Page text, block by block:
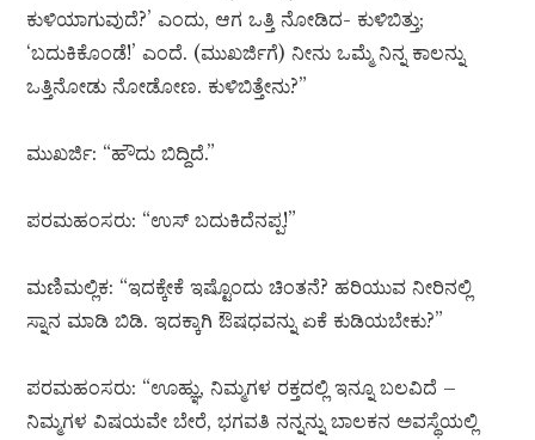
ಕುಳಿಯಾಗುವುದೆ?’ ಎಂದು, ಆಗ ಒತ್ತಿ ನೋಡಿದ- ಕುಳಿಬಿತ್ತು;
‘ಬದುಕಿಕೊಂಡೆ!’ ಎಂದೆ. (ಮುಖರ್ಜಿಗೆ) ನೀನು ಒಮ್ಮೆ ನಿನ್ನ ಕಾಲನ್ನು
ಒತ್ತಿನೋಡು ನೋಡೋಣ. ಕುಳಿಬಿತ್ತೇನು?”
ಮುಖರ್ಜಿ: “ಹೌದು ಬಿದ್ದಿದೆ.”
ಪರಮಹಂಸರು: “ಉಸ್ ಬದುಕಿದೆನಪ್ಪ!”
ಮಣಿಮಲ್ಲಿಕ: “ಇದಕ್ಕೇಕೆ ಇಷ್ಟೊಂದು ಚಿಂತನೆ? ಹರಿಯುವ ನೀರಿನಲ್ಲಿ
ಸ್ನಾನ ಮಾಡಿ ಬಿಡಿ. ಇದಕ್ಕಾಗಿ ಔಷಧವನ್ನು ಏಕೆ ಕುಡಿಯಬೇಕು?”
ಪರಮಹಂಸರು: “ಊಹ್ಞು, ನಿಮ್ಮಗಳ ರಕ್ತದಲ್ಲಿ ಇನ್ನೂ ಬಲವಿದೆ –
ನಿಮ್ಮಗಳ ವಿಷಯವೇ ಬೇರೆ, ಭಗವತಿ ನನ್ನನ್ನು ಬಾಲಕನ ಅವಸ್ಥೆಯಲ್ಲಿ